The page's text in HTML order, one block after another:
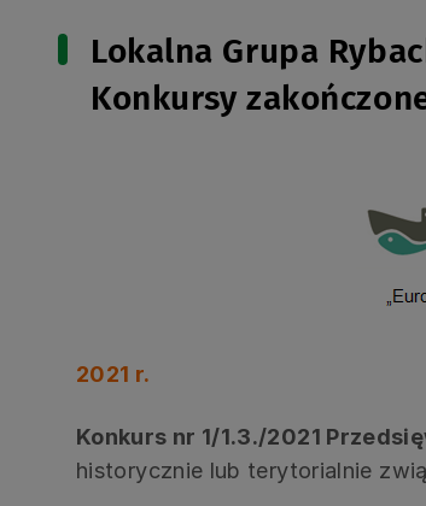
Lokalna Grupa
Konkursy
2021 r.
Konkurs nr 1/1.3./2021
historycznie lub terytorialnie